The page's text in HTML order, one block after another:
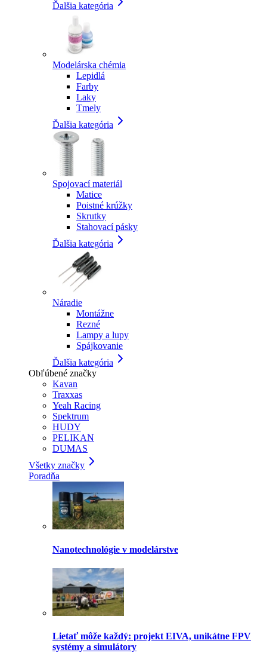
Ďalšia kategória
Modelárska chémia
Lepidlá
Farby
Laky
Tmely
Ďalšia kategória
Spojovací materiál
Matice
Poistné krúžky
Skrutky
Stahovací pásky
Ďalšia kategória
Náradie
Montážne
Rezné
Lampy a lupy
Spájkovanie
Ďalšia kategória
Obľúbené značky
Kavan
Traxxas
Yeah Racing
Spektrum
HUDY
PELIKAN
DUMAS
Všetky značky
Poradňa
Nanotechnológie v modelárstve
Lietať môže každý: projekt EIVA, unikátne FPV
systémy a simulátory